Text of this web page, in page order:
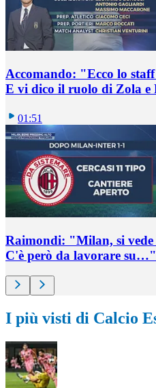
Accomando: "Ecco lo
E vi dico il ruolo di Zola e
01:51
Raimondi: "Milan, si
C'è però da lavorare su…"
I più visti di Calcio